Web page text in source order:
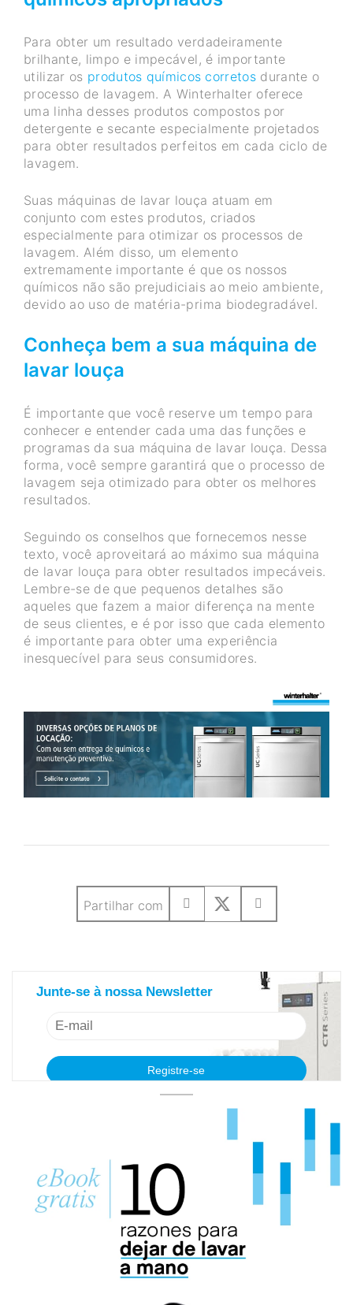
Para obter um resultado verdadeiramente
brilhante, limpo e impecável, é importante
utilizar os produtos químicos corretosdurante o
processo de lavagem. A Winterhalter oferece
uma linha desses produtos compostos por
detergente e secante especialmente projetados
para obter resultados perfeitos em cada ciclo de
lavagem.
Suas máquinas de lavar louça atuam em
conjunto com estes produtos, criados
especialmente para otimizar os processos de
lavagem. Além disso, um elemento
extremamente importante é que os nossos
químicos não são prejudiciais ao meio ambiente,
devido ao uso de matéria-prima biodegradável.
Conheça bem a sua máquina de
lavar louça
É importante que você reserve um tempo para
conhecer e entender cada uma das funções e
programas da sua máquina de lavar louça. Dessa
forma, você sempre garantirá que o processo de
lavagem seja otimizado para obter os melhores
resultados.
Seguindo os conselhos que fornecemos nesse
texto, você aproveitará ao máximo sua máquina
de lavar louça para obter resultados impecáveis.
Lembre-se de que pequenos detalhes são
aqueles que fazem a maior diferença na mente
de seus clientes, e é por isso que cada elemento
é importante para obter uma experiência
inesquecível para seus consumidores.
Partilhar com
Junte-se à nossa Newsletter